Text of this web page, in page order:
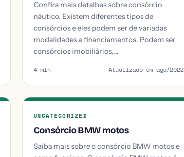
Confira mais detalhes sobre consórcio
náutico. Existem diferentes tipos de
consórcios e eles podem ser de variadas
modalidades e financiamentos. Podem ser
consórcios imobiliários,…
4 min Atualizado em ago/2022
UNCATEGORIZED
Consórcio BMW motos
Saiba mais sobre o consórcio BMW motos e